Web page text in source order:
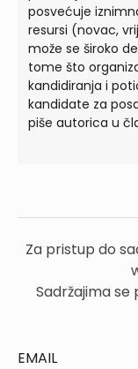
posvećuje
resursi (novac,
može se široko
tome što
kandidiranja i
kandidate za
piše autorica u
Za pristup do
Sadržajima
EMAIL